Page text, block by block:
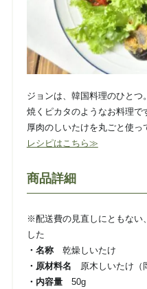
ジョンは、韓国料理のひと
焼くピカタのようなお料理で
厚肉のしいたけを丸ごと使っ
レシピはこちら≫
商品詳細
※配送費の見直しにともない
した
・名称 乾燥しいたけ
・原材料名
原木しいたけ（
・内容量 50g